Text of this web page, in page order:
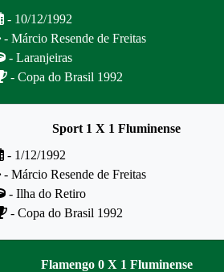
- 10/12/1992
- Márcio Resende de Freitas
- Laranjeiras
- Copa do Brasil 1992
Sport 1 X 1 Fluminense
- 1/12/1992
- Márcio Resende de Freitas
- Ilha do Retiro
- Copa do Brasil 1992
Flamengo 0 X 1 Fluminense